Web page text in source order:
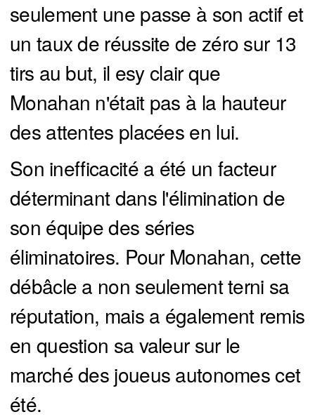
seulement une passe à son actif et
un taux de réussite de zéro sur 13
tirs au but, il esy clair que
Monahan n'était pas à la hauteur
des attentes placées en lui.
Son inefficacité a été un facteur
déterminant dans l'élimination de
son équipe des séries
éliminatoires. Pour Monahan, cette
débâcle a non seulement terni sa
réputation, mais a également remis
en question sa valeur sur le
marché des joueus autonomes cet
été.